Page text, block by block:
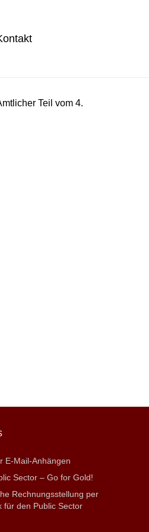
Teil vom 4.
E-Mail-Anhängen
Sector – Go for Gold!
Rechnungsstellung per
für den Public Sector